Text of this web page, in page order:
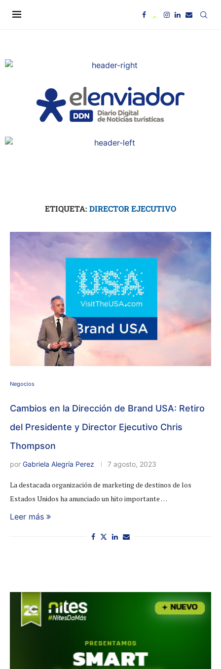
ETIQUETA: DIRECTOR EJECUTIVO
Negocios
Cambios en la Dirección de Brand USA: Retiro
del Presidente y Director Ejecutivo Chris
Thompson
por Gabriela Alegría Perez 7 agosto, 2023
La destacada organización de marketing de destinos de los
Estados Unidos ha anunciado un hito importante …
Leer más